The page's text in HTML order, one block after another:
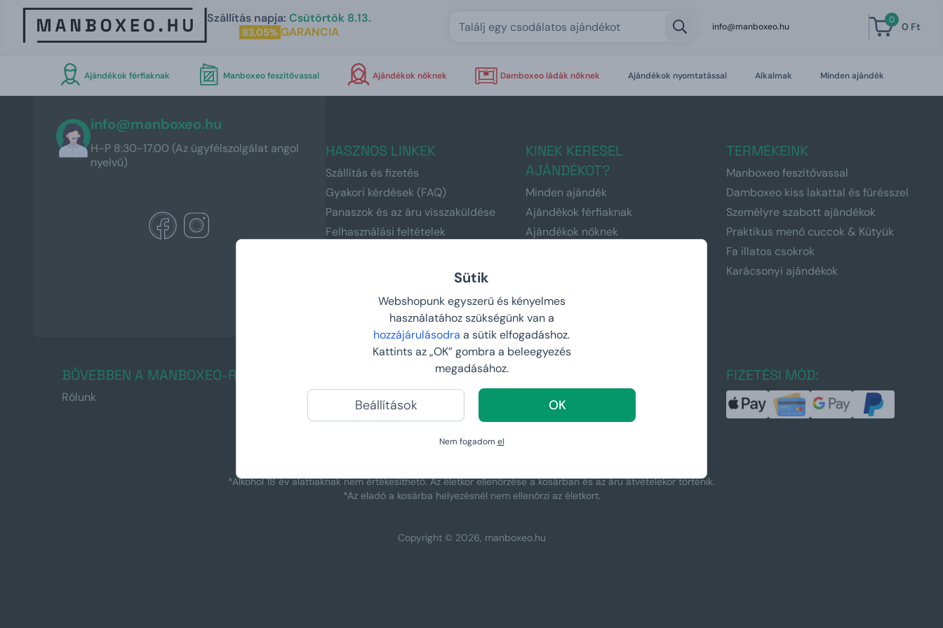
Sütik
Webshopunk egyszerű és kényelmes
használatához szükségünk van a
hozzájárulásodra a sütik elfogadáshoz.
Kattints az „OK” gombra a beleegyezés
megadásához.
Beállítások OK
Nem fogadom el
Szállítás napja: Csütörtök 8.13.
83,05% GARANCIA info@manboxeo.hu
0
0 Ft
Ajándékok férfiaknak Manboxeo feszítővassal Ajándékok nőknek Damboxeo ládák nőknek Ajándékok nyomtatással Alkalmak Minden ajándék
info@manboxeo.hu
H-P 8:30-17.00 (Az ügyfélszolgálat angol
nyelvű)
HASZNOS LINKEK
Szállítás és fizetés
Gyakori kérdések (FAQ)
Panaszok és az áru visszaküldése
Felhasználási feltételek
KINEK KERESEL
AJÁNDÉKOT?
Minden ajándék
Ajándékok férfiaknak
Ajándékok nőknek
Manboxeo kávézóknak
Manboxeo fitnesz rajongóknak
TERMÉKEINK
Manboxeo feszítővassal
Damboxeo kiss lakattal és fűrésszel
Személyre szabott ajándékok
Praktikus menő cuccok & Kütyük
Fa illatos csokrok
Karácsonyi ajándékok
BŐVEBBEN A MANBOXEO-RÓL
Rólunk Kapcsolat
FIZETÉSI MÓD:
*Alkohol 18 év alattiaknak nem értékesíthető. Az életkor ellenőrzése a kosárban és az áru átvételekor történik.
*Az eladó a kosárba helyezésnél nem ellenőrzi az életkort.
Copyright © 2026, manboxeo.hu